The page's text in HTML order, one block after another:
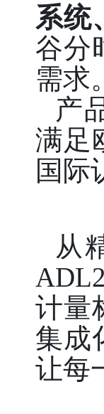
系统
谷分
需求。
产
满足
国际
从
计量
集成
让每